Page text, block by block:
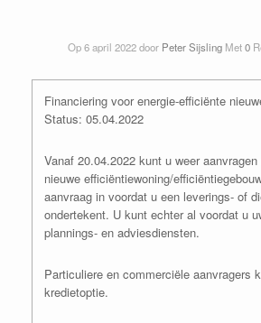
Op 6 april 2022 door Peter SijslingMet0
Financiering voor energie-efficiënte
Status: 05.04.2022
Vanaf 20.04.2022 kunt u weer
nieuwe efficiëntiewoning/
aanvraag in voordat u een leverings- of
ondertekent. U kunt echter al voordat u
plannings- en adviesdiensten.
Particuliere en commerciële aanvragers
kredietoptie.